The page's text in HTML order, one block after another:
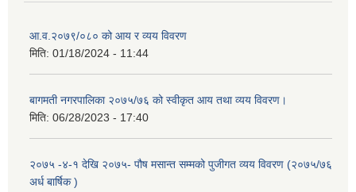
आ.व.२०७९/०८० को आय र व्यय विवरण
मिति: 01/18/2024 - 11:44
बागमती नगरपालिका २०७५/७६ को स्वीकृत आय तथा व्यय विवरण।
मिति: 06/28/2023 - 17:40
२०७५ -४-१ देखि २०७५- पौष मसान्त सम्मको पुजीगत व्यय विवरण (२०७५/७६
अर्ध बार्षिक )